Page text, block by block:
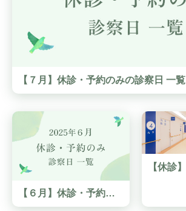
【７月】休診・予約のみの診察日 一覧
【６月】休診・予約のみの診察日 一覧